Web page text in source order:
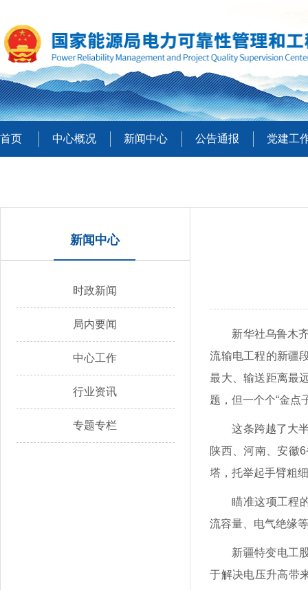
首页 中心概况 新闻中心 公告通报 党建工
新闻中心
时政新闻
局内要闻
中心工作
行业资讯
专题专栏
新华社乌鲁木
流输电工程的新疆
最大、输送距离最
题，但一个个“金点
这条跨越了大
陕西、河南、安徽
塔，托举起手臂粗
瞄准这项工程
流容量、电气绝缘
新疆特变电工
于解决电压升高带